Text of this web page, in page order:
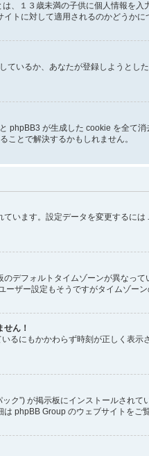
、１３歳未満の子供に個人情報を
トに対して適用されるのかどうか
ているか、あなたが登録しようと
phpBB3 が生成した cookie を全
ことで解決するかもしれません。
います。設定データを変更するに
デフォルトタイムゾーンが異なっ
ザー設定もそうですがタイムゾー
ん！
るにもかかわらず時刻が正しく表
ク”) が掲示板にインストールされ
phpBB Group のウェブサイトをご